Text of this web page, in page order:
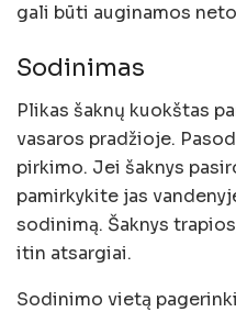
gali būti auginamos
Sodinimas
Plikas šaknų kuokštas
vasaros pradžioje.
pirkimo. Jei šaknys
pamirkykite jas
sodinimą. Šaknys
itin atsargiai.
Sodinimo vietą